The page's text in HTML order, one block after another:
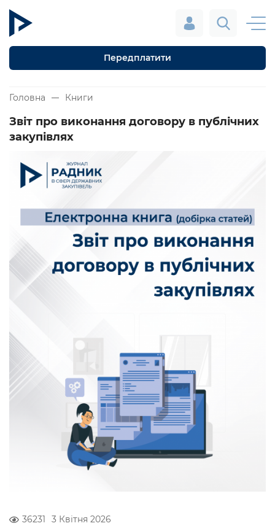
Передплатити
Головна Книги
Звіт про виконання договору в публічних
закупівлях
36231 3 Квітня 2026